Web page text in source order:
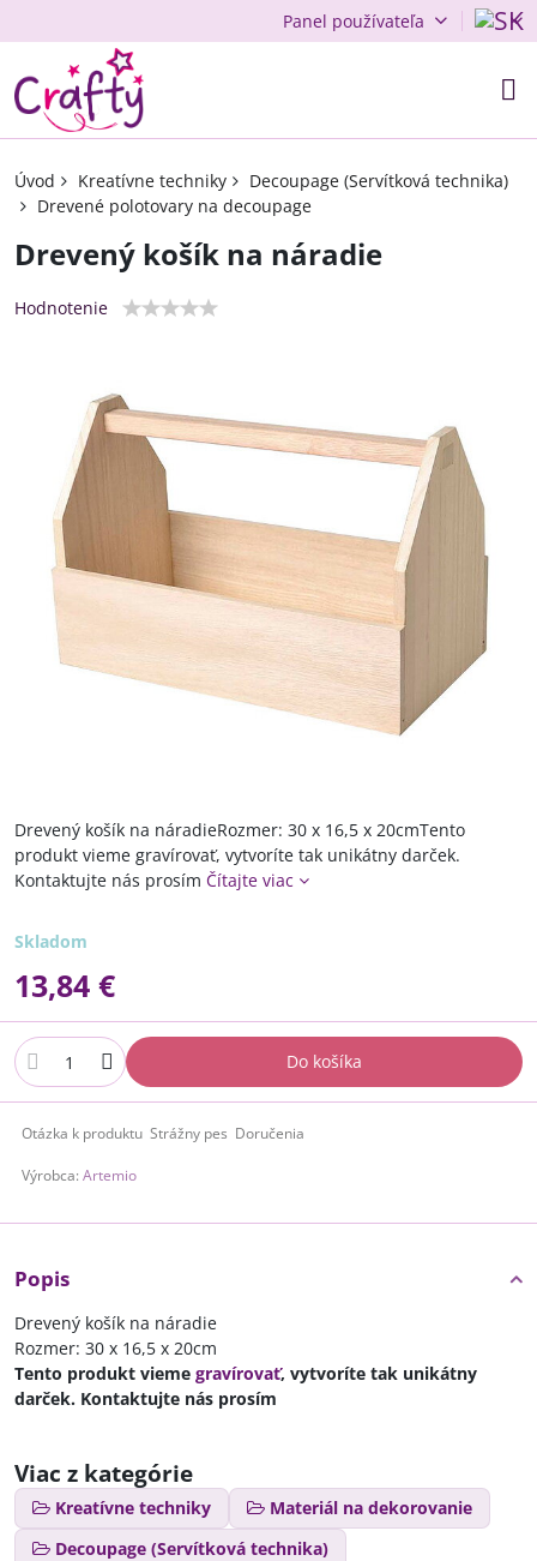
Panel používateľa
Úvod Kreatívne techniky
Decoupage (Servítková technika)
Drevené polotovary na decoupage
Drevený košík na náradie
Hodnotenie
Drevený košík na náradieRozmer: 30 x 16,5 x 20cmTento
produkt vieme gravírovať, vytvoríte tak unikátny darček.
Kontaktujte nás prosím Čítajte viac
Skladom
13,84 €
Do košíka
Otázka k produktu Strážny pes Doručenia
Výrobca: Artemio
Popis
Drevený košík na náradie
Rozmer: 30 x 16,5 x 20cm
Tento produkt vieme gravírovať, vytvoríte tak unikátny
darček. Kontaktujte nás prosím
Viac z kategórie
Kreatívne techniky
Materiál na dekorovanie
Decoupage (Servítková technika)